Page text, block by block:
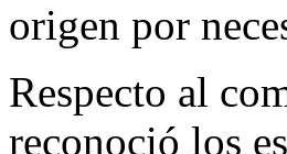
origen por
Respecto al
reconoció los